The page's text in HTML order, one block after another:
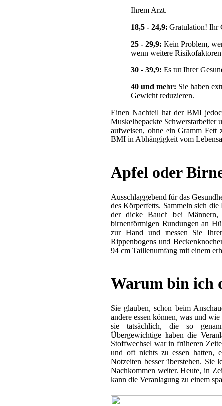
Ihrem Arzt.
18,5 - 24,9: Gratulation! Ihr
25 - 29,9: Kein Problem,
wenn weitere
30 - 39,9: Es tut Ihrer
40 und mehr: Sie haben
Gewicht reduzieren.
Einen Nachteil hat der BMI
Muskelbepackte Schwerstarbeiter
aufweisen, ohne ein Gramm
BMI in Abhängigkeit vom
Apfel oder
Ausschlaggebend für das
des Körperfetts. Sammeln sich
der dicke Bauch bei Männern,
birnenförmigen Rundungen an
zur Hand und messen Sie
Rippenbogens und
94 cm Taillenumfang mit einem
Warum bin ich
Sie glauben, schon beim
andere essen können, was und
sie tatsächlich, die so
Übergewichtige haben die
Stoffwechsel war in früheren
und oft nichts zu essen hatten,
Notzeiten besser überstehen. Sie
Nachkommen weiter. Heute, in
kann die Veranlagung zu einem